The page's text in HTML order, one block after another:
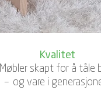
Kvalitet
Møbler skapt for å tåle
– og vare i